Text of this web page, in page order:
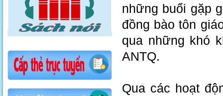
những buổi gặp
đồng bào tôn
qua những khó
ANTQ.
Qua các hoạt